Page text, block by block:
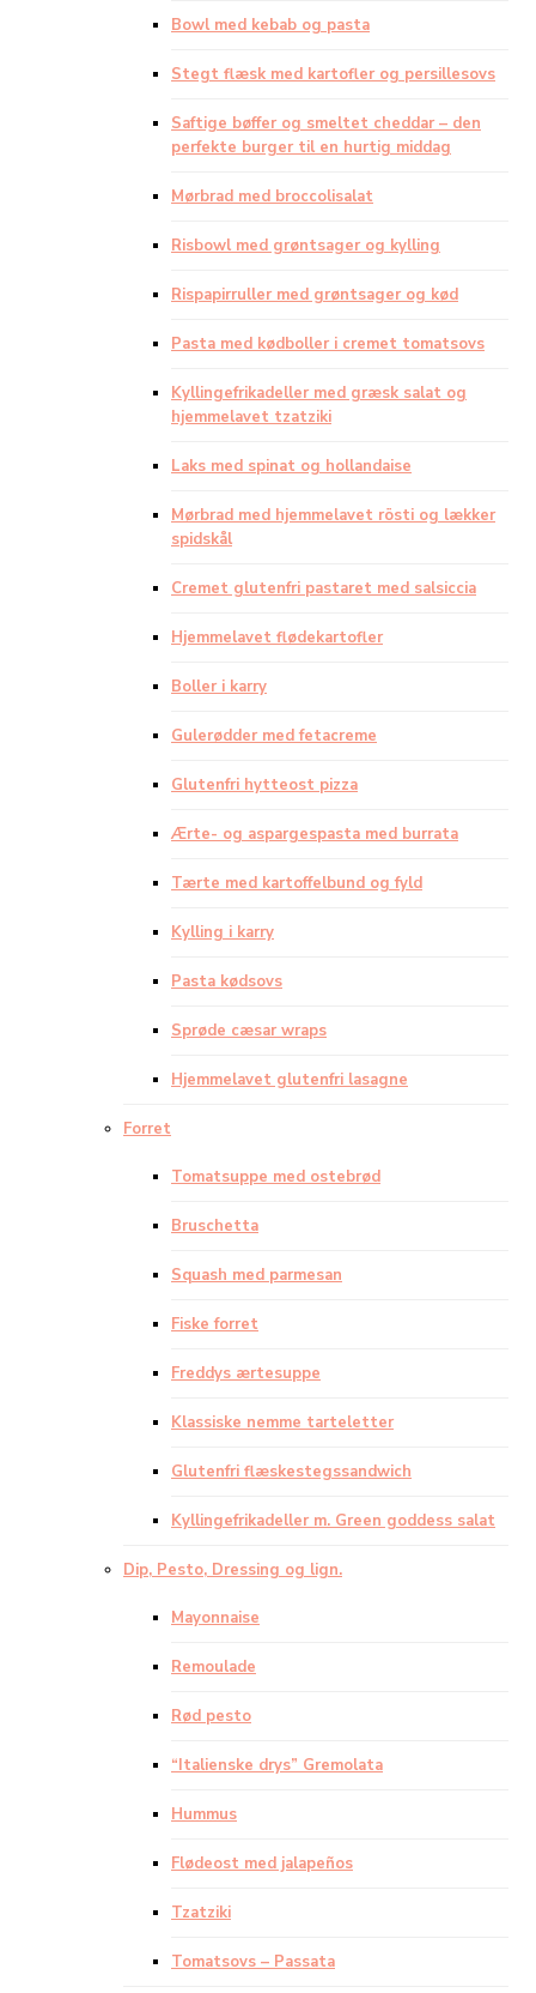
Bowl med kebab og pasta
Stegt flæsk med kartofler og persillesovs
Saftige bøffer og smeltet cheddar – den
perfekte burger til en hurtig middag
Mørbrad med broccolisalat
Risbowl med grøntsager og kylling
Rispapirruller med grøntsager og kød
Pasta med kødboller i cremet tomatsovs
Kyllingefrikadeller med græsk salat og
hjemmelavet tzatziki
Laks med spinat og hollandaise
Mørbrad med hjemmelavet rösti og lækker
spidskål
Cremet glutenfri pastaret med salsiccia
Hjemmelavet flødekartofler
Boller i karry
Gulerødder med fetacreme
Glutenfri hytteost pizza
Ærte- og aspargespasta med burrata
Tærte med kartoffelbund og fyld
Kylling i karry
Pasta kødsovs
Sprøde cæsar wraps
Hjemmelavet glutenfri lasagne
Forret
Tomatsuppe med ostebrød
Bruschetta
Squash med parmesan
Fiske forret
Freddys ærtesuppe
Klassiske nemme tarteletter
Glutenfri flæskestegssandwich
Kyllingefrikadeller m. Green goddess salat
Dip, Pesto, Dressing og lign.
Mayonnaise
Remoulade
Rød pesto
“Italienske drys” Gremolata
Hummus
Flødeost med jalapeños
Tzatziki
Tomatsovs – Passata